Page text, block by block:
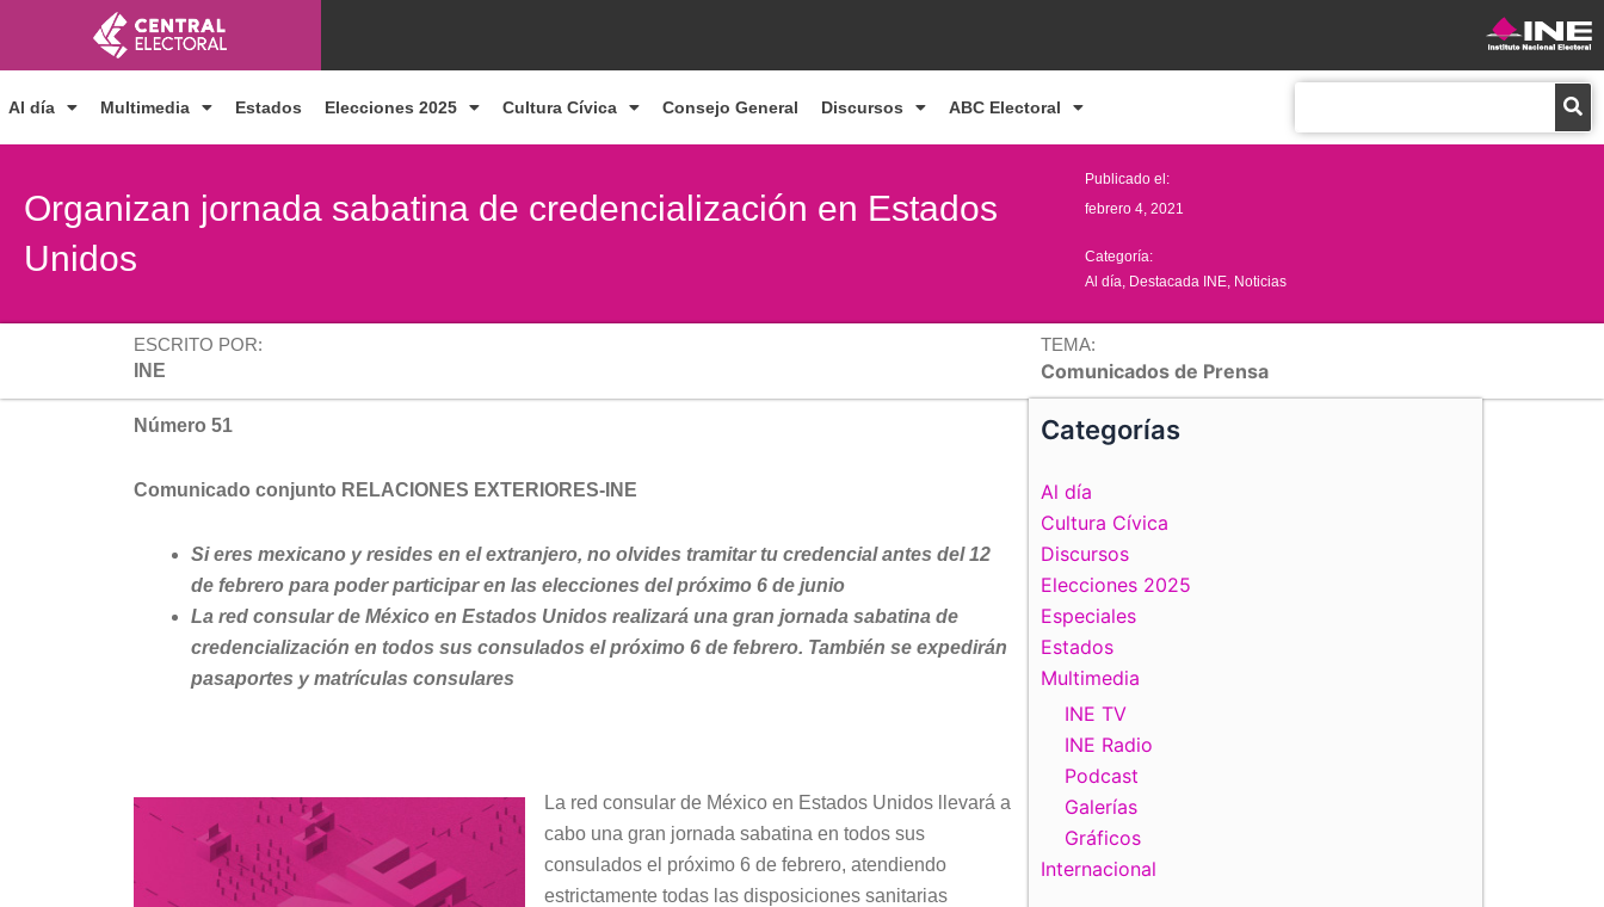
contenido
Al día Multimedia Estados Elecciones 2025 Cultura Cívica Consejo General Discursos ABC Electoral
Organizan jornada sabatina de credencialización en Estados
Unidos
Publicado el:
febrero 4, 2021
Categoría:
Al día Destacada INE Noticias
ESCRITO POR:
INE
TEMA:
Comunicados de Prensa
Número 51
Comunicado conjunto RELACIONES EXTERIORES-INE
Si eres mexicano y resides en el extranjero, no olvides tramitar tu credencial antes del 12
de febrero para poder participar en las elecciones del próximo 6 de junio
La red consular de México en Estados Unidos realizará una gran jornada sabatina de
credencialización en todos sus consulados el próximo 6 de febrero. También se expedirán
pasaportes y matrículas consulares
La red consular de México en Estados Unidos llevará a
cabo una gran jornada sabatina en todos sus
consulados el próximo 6 de febrero, atendiendo
estrictamente todas las disposiciones sanitarias
Categorías
Al día
Cultura Cívica
Discursos
Elecciones 2025
Especiales
Estados
Multimedia
INE TV
INE Radio
Podcast
Galerías
Gráficos
Internacional